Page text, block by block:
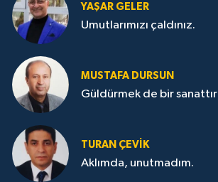
YAŞAR GELER
Umutlarımızı çaldınız.
MUSTAFA DURSUN
Güldürmek de bir sanattır
TURAN ÇEVİK
Aklımda, unutmadım.